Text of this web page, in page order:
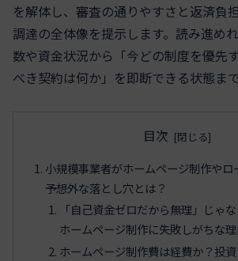
を解体し、審査の通りやすさと返済負
調達の全体像を提示します。読み進め
数や資金状況から「今どの制度を優先
べき契約は何か」を即断できる状態ま
目次
小規模事業者がホームページ制作やロ
予想外な落とし穴とは？
「自己資金ゼロだから無理」じゃ
ホームページ制作に失敗しがちな
ホームページ制作費は経費か？投